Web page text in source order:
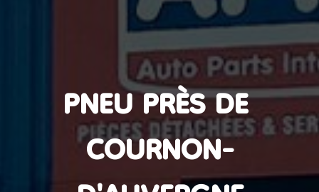
PNEU PRÈS DE
COURNON-